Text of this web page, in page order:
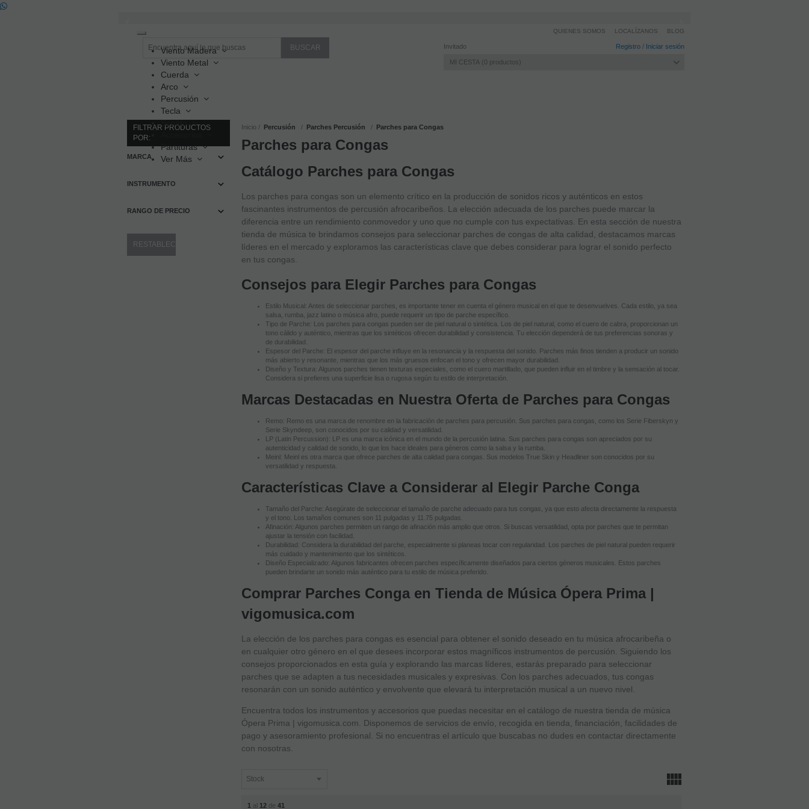
Invitado Registro / Iniciar sesión
MI CESTA 0 productos
QUIENES SOMOS LOCALÍZANOS BLOG
navigation
Viento Madera
Viento Metal
Cuerda
Arco
Percusión
Tecla
Sonido
Partituras
Ver Más
FILTRAR PRODUCTOS
POR:
MARCA
INSTRUMENTO
RANGO DE PRECIO
Inicio Percusión Parches Percusión Parches para Congas
Parches para Congas
Catálogo Parches para Congas
Los parches para congas son un elemento crítico en la producción de sonidos ricos y auténticos en estos
fascinantes instrumentos de percusión afrocaribeños. La elección adecuada de los parches puede marcar la
diferencia entre un rendimiento conmovedor y uno que no cumple con tus expectativas. En esta sección de nuestra
tienda de música te brindamos consejos para seleccionar parches de congas de alta calidad, destacamos marcas
líderes en el mercado y exploramos las características clave que debes considerar para lograr el sonido perfecto
en tus congas.
Consejos para Elegir Parches para Congas
Estilo Musical: Antes de seleccionar parches, es importante tener en cuenta el género musical en el que te desenvuelves. Cada estilo, ya sea
salsa, rumba, jazz latino o música afro, puede requerir un tipo de parche específico.
Tipo de Parche: Los parches para congas pueden ser de piel natural o sintética. Los de piel natural, como el cuero de cabra, proporcionan un
tono cálido y auténtico, mientras que los sintéticos ofrecen durabilidad y consistencia. Tu elección dependerá de tus preferencias sonoras y
de durabilidad.
Espesor del Parche: El espesor del parche influye en la resonancia y la respuesta del sonido. Parches más finos tienden a producir un sonido
más abierto y resonante, mientras que los más gruesos enfocan el tono y ofrecen mayor durabilidad.
Diseño y Textura: Algunos parches tienen texturas especiales, como el cuero martillado, que pueden influir en el timbre y la sensación al tocar.
Considera si prefieres una superficie lisa o rugosa según tu estilo de interpretación.
Marcas Destacadas en Nuestra Oferta de Parches para Congas
Remo: Remo es una marca de renombre en la fabricación de parches para percusión. Sus parches para congas, como los Serie Fiberskyn y
Serie Skyndeep, son conocidos por su calidad y versatilidad.
LP (Latin Percussion): LP es una marca icónica en el mundo de la percusión latina. Sus parches para congas son apreciados por su
autenticidad y calidad de sonido, lo que los hace ideales para géneros como la salsa y la rumba.
Meinl: Meinl es otra marca que ofrece parches de alta calidad para congas. Sus modelos True Skin y Headliner son conocidos por su
versatilidad y respuesta.
Características Clave a Considerar al Elegir Parche Conga
Tamaño del Parche: Asegúrate de seleccionar el tamaño de parche adecuado para tus congas, ya que esto afecta directamente la respuesta
y el tono. Los tamaños comunes son 11 pulgadas y 11.75 pulgadas.
Afinación: Algunos parches permiten un rango de afinación más amplio que otros. Si buscas versatilidad, opta por parches que te permitan
ajustar la tensión con facilidad.
Durabilidad: Considera la durabilidad del parche, especialmente si planeas tocar con regularidad. Los parches de piel natural pueden requerir
más cuidado y mantenimiento que los sintéticos.
Diseño Especializado: Algunos fabricantes ofrecen parches específicamente diseñados para ciertos géneros musicales. Estos parches
pueden brindarte un sonido más auténtico para tu estilo de música preferido.
Comprar Parches Conga en Tienda de Música Ópera Prima |
vigomusica.com
La elección de los parches para congas es esencial para obtener el sonido deseado en tu música afrocaribeña o
en cualquier otro género en el que desees incorporar estos magníficos instrumentos de percusión. Siguiendo los
consejos proporcionados en esta guía y explorando las marcas líderes, estarás preparado para seleccionar
parches que se adapten a tus necesidades musicales y expresivas. Con los parches adecuados, tus congas
resonarán con un sonido auténtico y envolvente que elevará tu interpretación musical a un nuevo nivel.
Encuentra todos los instrumentos y accesorios que puedas necesitar en el catálogo de nuestra tienda de música
Ópera Prima | vigomusica.com. Disponemos de servicios de envío, recogida en tienda, financiación, facilidades de
pago y asesoramiento profesional. Si no encuentras el artículo que buscabas no dudes en contactar directamente
con nosotras.
1 al 12 de 41